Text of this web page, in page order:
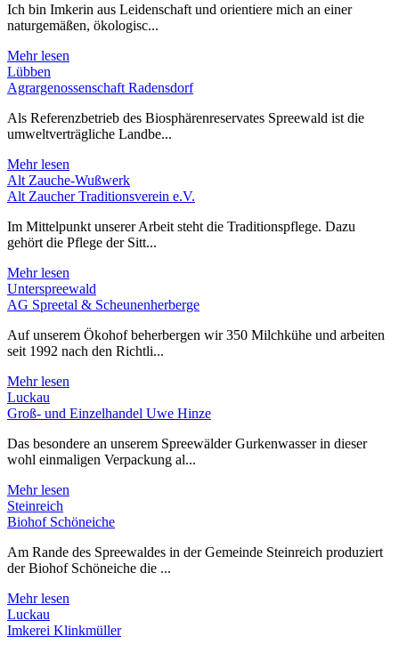
Ich bin Imkerin aus Leidenschaft und orientiere mich an einer
naturgemäßen, ökologisc...
Mehr lesen
Lübben
Agrargenossenschaft Radensdorf
Als Referenzbetrieb des Biosphärenreservates Spreewald ist die
umweltverträgliche Landbe...
Mehr lesen
Alt Zauche-Wußwerk
Alt Zaucher Traditionsverein e.V.
Im Mittelpunkt unserer Arbeit steht die Traditionspflege. Dazu
gehört die Pflege der Sitt...
Mehr lesen
Unterspreewald
AG Spreetal & Scheunenherberge
Auf unserem Ökohof beherbergen wir 350 Milchkühe und arbeiten
seit 1992 nach den Richtli...
Mehr lesen
Luckau
Groß- und Einzelhandel Uwe Hinze
Das besondere an unserem Spreewälder Gurkenwasser in dieser
wohl einmaligen Verpackung al...
Mehr lesen
Steinreich
Biohof Schöneiche
Am Rande des Spreewaldes in der Gemeinde Steinreich produziert
der Biohof Schöneiche die ...
Mehr lesen
Luckau
Imkerei Klinkmüller